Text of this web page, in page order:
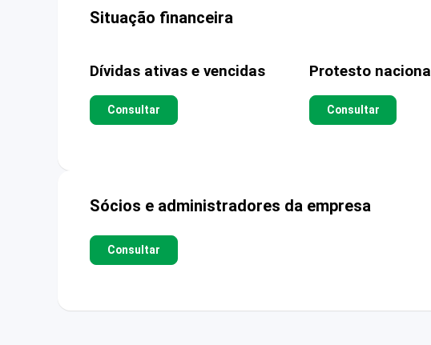
Situação financeira
Dívidas ativas e vencidas
Consultar
Protesto nacional
Consultar
Sócios e administradores da empresa
Consultar